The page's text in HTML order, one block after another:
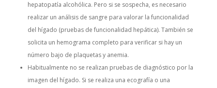
hepatopatía alcohólica. Pero si se sospecha, es necesario
realizar un análisis de sangre para valorar la funcionalidad
del hígado (pruebas de funcionalidad hepática). También se
solicita un hemograma completo para verificar si hay un
número bajo de plaquetas y anemia.
Habitualmente no se realizan pruebas de diagnóstico por la
imagen del hígado. Si se realiza una ecografía o una